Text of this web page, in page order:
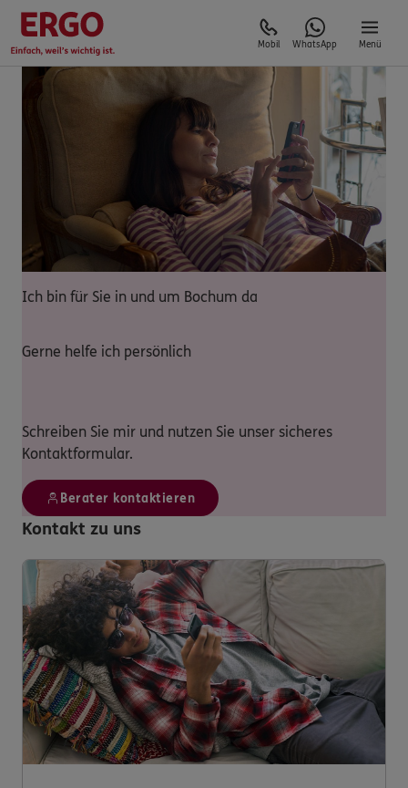
Mobil WhatsApp Menü
Ich bin für Sie in und um Bochum da
Gerne helfe ich persönlich
Schreiben Sie mir und nutzen Sie unser sicheres
Kontaktformular.
Berater kontaktieren
Kontakt zu uns